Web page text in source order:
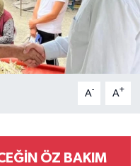
A- A+
ÖZ BAKIM